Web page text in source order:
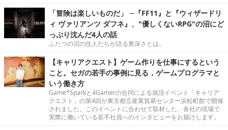
「冒険は楽しいものだ」 ─『FF11』と『ウィザードリ
ィ ヴァリアンツ ダフネ』、"優しくないRPG"の沼にど
っぷり沈んだ4人の話
ふたつの沼の住人たちが語る奥深さとは。
【キャリアクエスト】ゲーム作りを仕事にするという
こと。セガの若手の事例に見る，ゲームプログラマと
いう働き方
Game*Sparkと4Gamerの合同による就活イベント「キャリア
クエスト」の第4回が東京都立産業貿易センター浜松町館で開催
されました。このイベントに合わせて取材した、各社の現場で
実際に働いている若手社員へのインタビューをお届けします。